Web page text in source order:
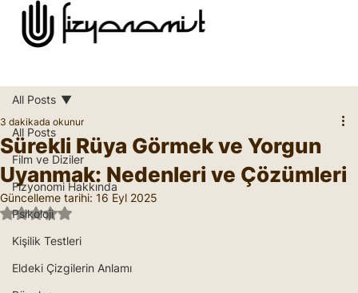
All Posts
Film ve Diziler
Fizyonomi Hakkında
Psikoloji
Kişilik Testleri
Eldeki Çizgilerin Anlamı
All Posts
Sürekli Rüya Görmek ve Yorgun
Uyanmak: Nedenleri ve Çözümleri
3 dakikada okunur
Güncelleme tarihi: 16 Eyl 2025
5 üzerinden NaN yıldız